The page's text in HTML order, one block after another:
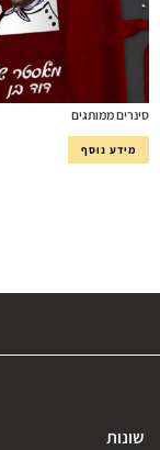
סינרים ממותגים
מידע נוסף
שונות